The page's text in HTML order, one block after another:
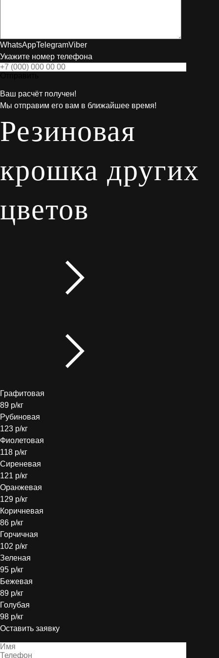
WhatsAppTelegramViber
Укажите номер телефона
Ваш расчёт получен!
Мы отправим его вам в ближайшее время!
Резиновая
крошка других
цветов
Графитовая
89 р/кг
Рубиновая
123 р/кг
Фиолетовая
118 р/кг
Сиреневая
121 р/кг
Оранжевая
129 р/кг
Коричневая
86 р/кг
Горчичная
102 р/кг
Зеленая
95 р/кг
Бежевая
89 р/кг
Голубая
98 р/кг
Оставить заявку